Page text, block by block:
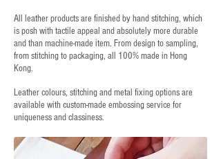
All leather products are finished by hand stitching, which
is posh with tactile appeal and absolutely more durable
and than machine-made item. From design to sampling,
from stitching to packaging, all 100% made in Hong
Kong.
Leather colours, stitching and metal fixing options are
available with custom-made embossing service for
uniqueness and classiness.